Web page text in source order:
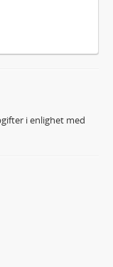
i enlighet med